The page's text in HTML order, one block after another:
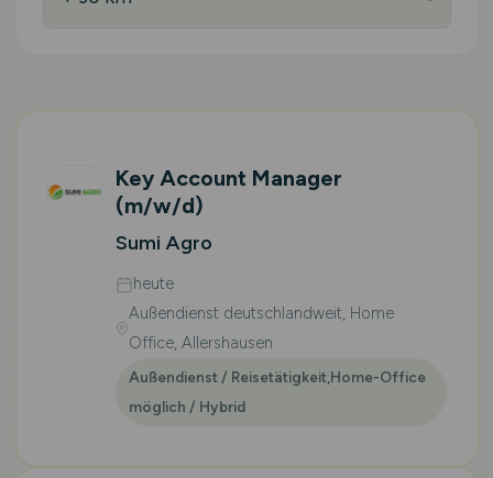
Key Account Manager
(m/w/d)
Sumi Agro
heute
Außendienst deutschlandweit, Home
Office, Allershausen
Außendienst / Reisetätigkeit,Home-Office
möglich / Hybrid